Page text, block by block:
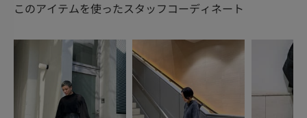
このアイテムを使ったスタッフコーディネート